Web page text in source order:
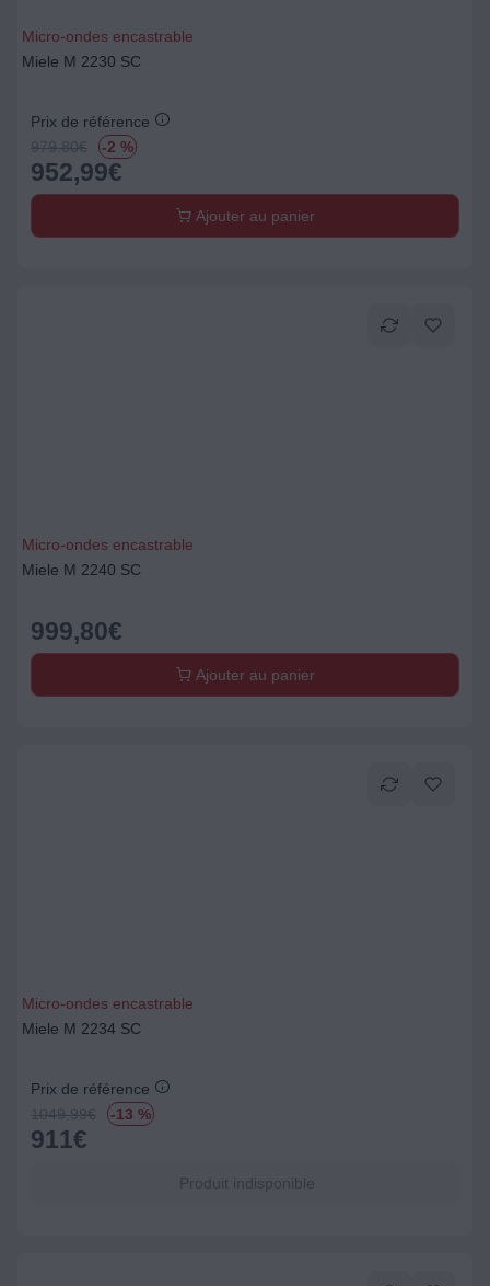
Micro-ondes encastrable
Miele M 2230 SC
Prix de référence
979.80€ -2 %
952,99€
Ajouter au panier
Micro-ondes encastrable
Miele M 2240 SC
999,80€
Ajouter au panier
Micro-ondes encastrable
Miele M 2234 SC
Prix de référence
1049.99€ -13 %
911€
Produit indisponible